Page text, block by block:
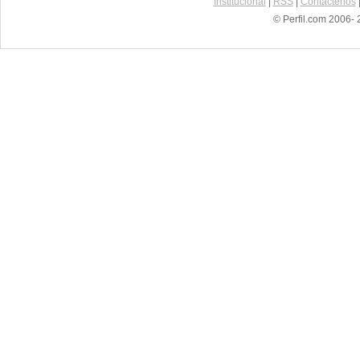
© Perfil.com 2006-